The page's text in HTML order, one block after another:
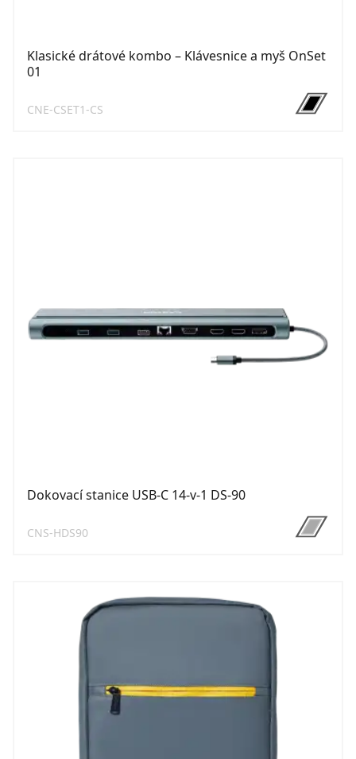
Klasické drátové kombo – Klávesnice a myš OnSet
01
CNE-CSET1-CS
Dokovací stanice USB-C 14-v-1 DS-90
CNS-HDS90